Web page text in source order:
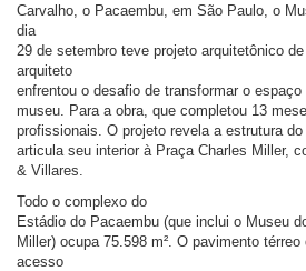
Carvalho, o Pacaembu, em São Paulo, o
dia
29 de setembro teve projeto arquitetônico
arquiteto
enfrentou o desafio de transformar o
museu. Para a obra, que completou 13
profissionais. O projeto revela a estrutura
articula seu interior à Praça Charles Miller,
& Villares.
Todo o complexo do
Estádio do Pacaembu (que inclui o Museu
Miller) ocupa 75.598 m². O pavimento
acesso